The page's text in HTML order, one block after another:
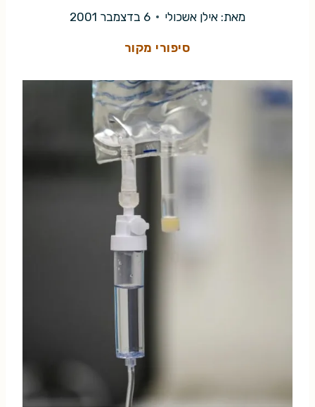
מאת: אילן אשכולי 6 בדצמבר 2001
סיפורי מקור